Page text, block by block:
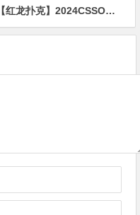
【红龙扑克】2024CSSOP潮汕杯首日 | 英歌舞韵动夜空，烤肉派对燃激情！开幕赛共167人次参赛，26人晋级Day2